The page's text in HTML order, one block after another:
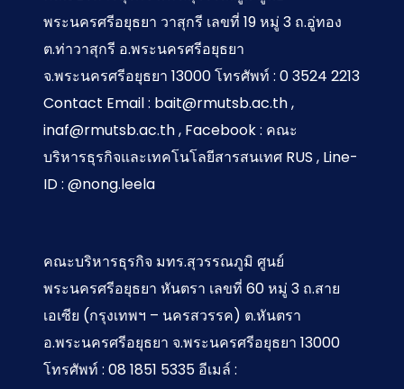
ร่วมกัน
ไหนก็ไม่
ละเมิด
ลิขสิทธิ์
พระนครศรีอยุธยา วาสุกรี เลขที่ 19 หมู่ 3 ถ.อู่ทอง
ต.ท่าวาสุกรี อ.พระนครศรีอยุธยา
จ.พระนครศรีอยุธยา 13000 โทรศัพท์ : 0 3524 2213
Contact Email : bait@rmutsb.ac.th ,
inaf@rmutsb.ac.th , Facebook : คณะ
บริหารธุรกิจและเทคโนโลยีสารสนเทศ RUS , Line-
ID : @nong.leela
คณะบริหารธุรกิจ มทร.สุวรรณภูมิ ศูนย์
พระนครศรีอยุธยา หันตรา เลขที่ 60 หมู่ 3 ถ.สาย
เอเซีย (กรุงเทพฯ – นครสวรรค) ต.หันตรา
อ.พระนครศรีอยุธยา จ.พระนครศรีอยุธยา 13000
โทรศัพท์ : 08 1851 5335 อีเมล์ :